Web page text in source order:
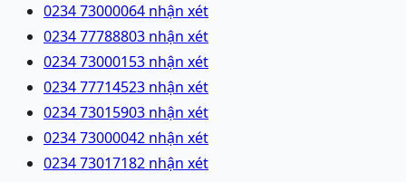
0234 73000064 nhận xét
0234 77788803 nhận xét
0234 73000153 nhận xét
0234 77714523 nhận xét
0234 73015903 nhận xét
0234 73000042 nhận xét
0234 73017182 nhận xét